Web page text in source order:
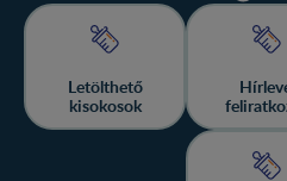
Letölthető
kisokosok